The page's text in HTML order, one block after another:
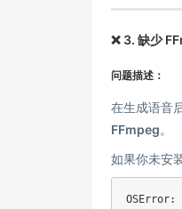
❌ 3. 缺少
问题描述：
在生成语音
FFmpeg。
如果你未安